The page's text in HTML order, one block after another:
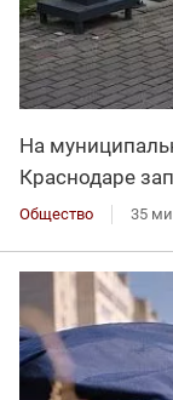
На
Краснодаре
Общество 35